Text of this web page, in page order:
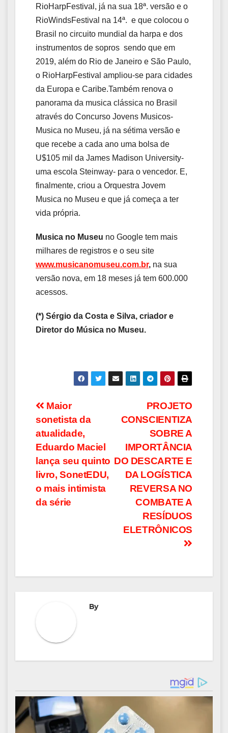
RioHarpFestival, já na sua 18ª. versão e o
RioWindsFestival na 14ª. e que colocou o
Brasil no circuito mundial da harpa e dos
instrumentos de sopros sendo que em
2019, além do Rio de Janeiro e São Paulo,
o RioHarpFestival ampliou-se para cidades
da Europa e Caribe.Também renova o
panorama da musica clássica no Brasil
através do Concurso Jovens Musicos-
Musica no Museu, já na sétima versão e
que recebe a cada ano uma bolsa de
U$105 mil da James Madison University-
uma escola Steinway- para o vencedor. E,
finalmente, criou a Orquestra Jovem
Musica no Museu e que já começa a ter
vida própria.
Musica no Museu no Google tem mais
milhares de registros e o seu site
www.musicanomuseu.com.br, na sua
versão nova, em 18 meses já tem 600.000
acessos.
(*) Sérgio da Costa e Silva, criador e
Diretor do Música no Museu.
Navegação
de
Post
PROJETO
CONSCIENTIZA
SOBRE A
IMPORTÂNCIA
DO DESCARTE E
DA LOGÍSTICA
REVERSA NO
COMBATE A
RESÍDUOS
ELETRÔNICOS
Maior
sonetista da
atualidade,
Eduardo Maciel
lança seu quinto
livro, SonetEDU,
o mais intimista
da série
By